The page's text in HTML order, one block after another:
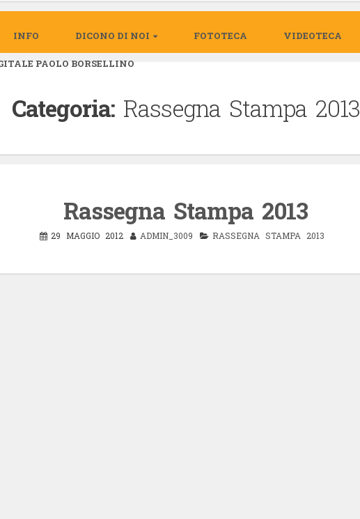
INFO DICONO DI NOI FOTOTECA VIDEOTECA
PAOLO BORSELLINO
Categoria: Rassegna Stampa 2013
Rassegna Stampa 2013
29 MAGGIO 2012 ADMIN_3009 RASSEGNA STAMPA 2013